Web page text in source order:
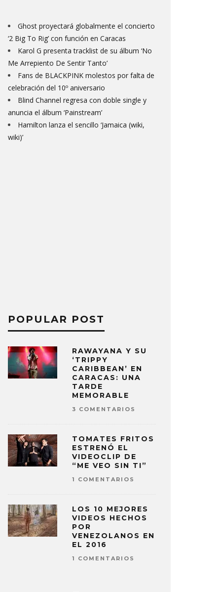
Ghost proyectará globalmente el concierto
‘2 Big To Rig’ con función en Caracas
Karol G presenta tracklist de su álbum ‘No
Me Arrepiento De Sentir Tanto’
Fans de BLACKPINK molestos por falta de
celebración del 10º aniversario
Blind Channel regresa con doble single y
anuncia el álbum ‘Painstream’
Hamilton lanza el sencillo ‘Jamaica (wiki,
wiki)’
POPULAR POST
RAWAYANA Y SU
‘TRIPPY
CARIBBEAN’ EN
CARACAS: UNA
TARDE
MEMORABLE
3 COMENTARIOS
TOMATES FRITOS
ESTRENÓ EL
VIDEOCLIP DE
“ME VEO SIN TI”
1 COMENTARIOS
LOS 10 MEJORES
VIDEOS HECHOS
POR
VENEZOLANOS EN
EL 2016
1 COMENTARIOS